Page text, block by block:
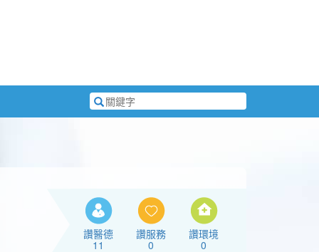
搜
尋
讚醫德
11
讚服務
0
讚環境
0